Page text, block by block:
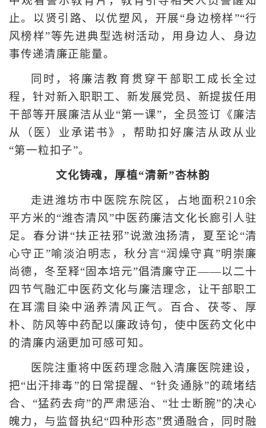
止。以贤引路、以优塑风，开展“身边榜样”“行
风榜样”等先进典型选树活动，用身边人、身边
事传递清廉正能量。
同时，将廉洁教育贯穿干部职工成长全过
程，针对新入职职工、新发展党员、新提拔任用
干部等开展廉洁从业“第一课”，全员签订《廉洁
从（医）业承诺书》，帮助扣好廉洁从政从业
“第一粒扣子”。
文化铸魂，厚植“清新”杏林韵
走进潍坊市中医院东院区，占地面积210余
平方米的“潍杏清风”中医药廉洁文化长廊引人驻
足。春分讲“扶正祛邪”说激浊扬清，夏至论“清
心守正”喻淡泊明志，秋分言“润燥守真”明崇廉
尚德，冬至释“固本培元”倡清廉守正——以二十
四节气融汇中医药文化与廉洁理念，让干部职工
在耳濡目染中涵养清风正气。百合、茯苓、厚
朴、防风等中药配以廉政诗句，使中医药文化中
的清廉内涵更加可感可知。
医院注重将中医药理念融入清廉医院建设，
把“出汗排毒”的日常提醒、“针灸通脉”的疏堵结
合、“猛药去疴”的严肃惩治、“壮士断腕”的决心
魄力，与监督执纪“四种形态”贯通融合，同时融